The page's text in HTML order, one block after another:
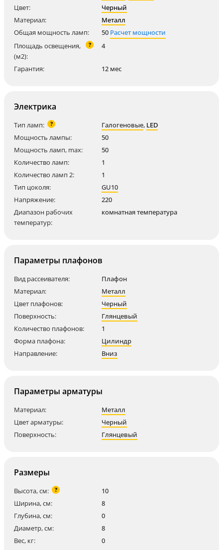
Цвет:
Черный
Материал:
Металл
Общая мощность ламп:
50 Расчет мощности
Площадь освещения,
(м2):
? 4
Гарантия: 12 мес
Электрика
Тип ламп: ? Галогеновые, LED
Мощность лампы:
50
Мощность ламп, max:
50
Количество ламп:
1
Количество ламп 2:
1
Тип цоколя:
GU10
Напряжение:
220
Диапазон рабочих
температур:
комнатная температура
Параметры плафонов
Вид рассеивателя:
Плафон
Материал:
Металл
Цвет плафонов:
Черный
Поверхность:
Глянцевый
Количество плафонов:
1
Форма плафона:
Цилиндр
Направление:
Вниз
Параметры арматуры
Материал:
Металл
Цвет арматуры:
Черный
Поверхность:
Глянцевый
Размеры
Высота, см: ?
10
Ширина, см:
8
Глубина, см:
0
Диаметр, см:
8
Вес, кг:
0